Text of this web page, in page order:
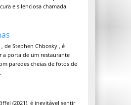
de Stephen Chbosky , é
a porta de um restaurante
paredes cheias de fotos de
(2021), é inevitável sentir
frustração que acompanha o